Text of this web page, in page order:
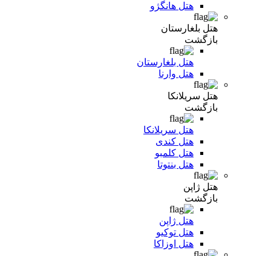
هتل هانگژو
هتل بلغارستان
بازگشت
هتل بلغارستان
هتل وارنا
هتل سریلانکا
بازگشت
هتل سریلانکا
هتل کندی
هتل کلمبو
هتل بنتوتا
هتل ژاپن
بازگشت
هتل ژاپن
هتل توکیو
هتل اوزاکا